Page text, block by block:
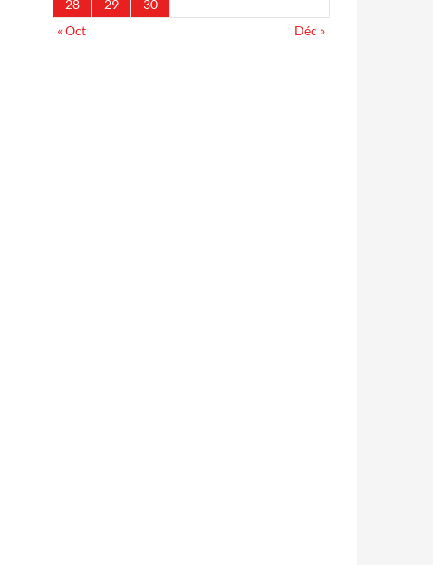
28
29
30
« Oct
Déc »